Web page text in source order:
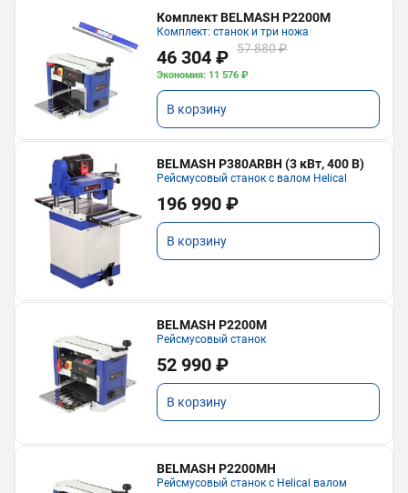
Комплект BELMASH P2200M
Комплект: станок и три ножа
46 304 ₽ 57 880 ₽
Экономия: 11 576 ₽
В корзину
BELMASH P380ARBH (3 кВт, 400 В)
Рейсмусовый станок с валом Helical
196 990 ₽
В корзину
BELMASH P2200M
Рейсмусовый станок
52 990 ₽
В корзину
BELMASH P2200MH
Рейсмусовый станок с Helical валом